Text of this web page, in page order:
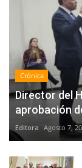
Crónica
Director del
aprobación
Editora Agosto 7,